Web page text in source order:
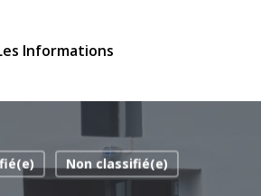
Informations
Non classifié(e)